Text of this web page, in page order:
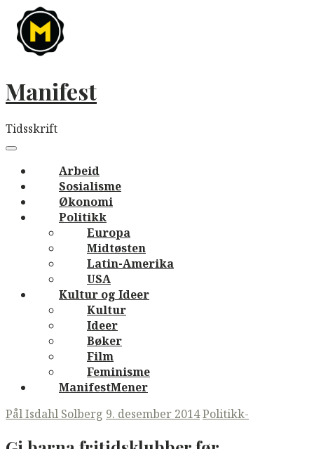
Skip
content
Manifest
Tidsskrift
navigation
Menu
Arbeid
Sosialisme
Økonomi
Politikk
Europa
Midtøsten
Latin-Amerika
USA
Kultur og Ideer
Kultur
Ideer
Bøker
Film
Feminisme
ManifestMener
Pål Isdahl Solberg 9. desember 2014Politikk-